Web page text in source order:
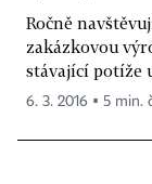
Ročně
zakázkovou
stávající potíže
6. 3. 2016 ▪ 5 min.